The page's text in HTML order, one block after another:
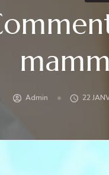
Admin 22